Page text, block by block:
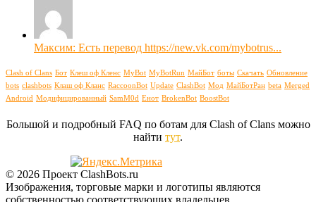
Максим: Есть перевод https://new.vk.com/mybotrus...
Clash of Clans Бот Клеш оф Кленс MyBot MyBotRun МайБот боты Скачать Обновление
bots clashbots Клаш оф Кланс RaccoonBot Update ClashBot Мод МайБотРан beta Merged
Android Модифицированный SamM0d Енот BrokenBot BoostBot
Большой и подробный FAQ по ботам для Clash of Clans можно
найти тут.
© 2026 Проект ClashBots.ru
Изображения, торговые марки и логотипы являются
собственностью соответствующих владельцев